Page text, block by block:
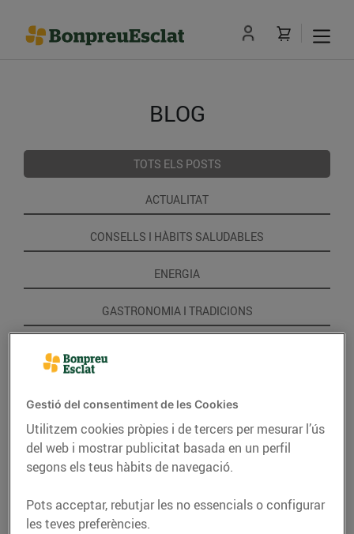
BLOG
TOTS ELS POSTS
ACTUALITAT
CONSELLS I HÀBITS SALUDABLES
ENERGIA
GASTRONOMIA I TRADICIONS
Gestió del consentiment de les Cookies
Utilitzem cookies pròpies i de tercers per mesurar l’ús
del web i mostrar publicitat basada en un perfil
segons els teus hàbits de navegació.
Pots acceptar, rebutjar les no essencials o configurar
les teves preferències.